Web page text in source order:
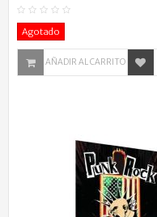
Agotado
AÑADIR AL CARRITO